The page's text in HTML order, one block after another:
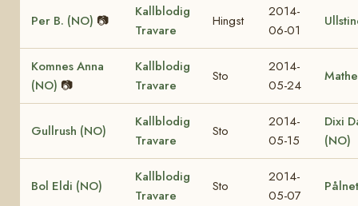
Per B. (NO) 📷
Kallblodig
Travare
Hingst
2014-
06-01
Komnes Anna
(NO) 📷
Kallblodig
Travare
Sto
2014-
05-24
Gullrush (NO)
Kallblodig
Travare
Sto
2014-
05-15
Dixi
(NO)
Bol Eldi (NO)
Kallblodig
Travare
Sto
2014-
05-07